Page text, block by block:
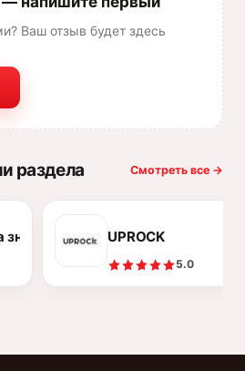
Ваш отзыв будет здесь
раздела Смотреть все →
знакомств UPROCK
5.0